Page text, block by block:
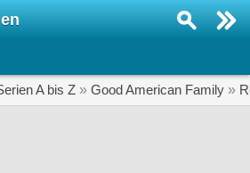
A bis Z » Good American Family »
SERIEN